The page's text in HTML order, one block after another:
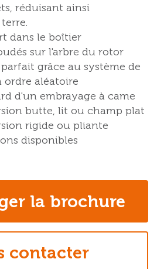
réduisant ainsi
dans le boîtier
sur l'arbre du rotor
grâce au système de
ordre aléatoire
d'un embrayage à came
butte, lit ou champ plat
rigide ou pliante
disponibles
la brochure
contacter